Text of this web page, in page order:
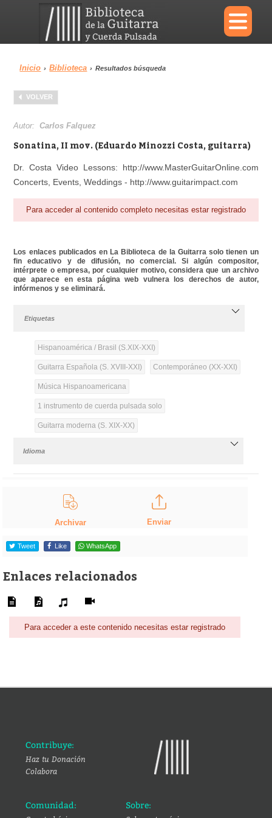
×
Menu
Biblioteca
Área personal Reproductor
Inicio › Biblioteca › Resultados búsqueda
VOLVER
Autor:Carlos Falquez
Sonatina, II mov. (Eduardo Minozzi Costa, guitarra)
Dr. Costa Video Lessons: http://www.MasterGuitarOnline.com
Concerts, Events, Weddings - http://www.guitarimpact.com
Para acceder al contenido completo necesitas estar registrado
Los enlaces publicados en La Biblioteca de la Guitarra solo tienen un
fin educativo y de difusión, no comercial. Si algún compositor,
intérprete o empresa, por cualquier motivo, considera que un archivo
que aparece en esta página web vulnera los derechos de autor,
infórmenos y se eliminará.
Etiquetas
Hispanoamérica / Brasil (S.XIX-XXI)
Guitarra Española (S. XVIII-XXI) Contemporáneo (XX-XXI)
Música Hispanoamericana
1 instrumento de cuerda pulsada solo
Guitarra moderna (S. XIX-XX)
Idioma
Archivar Enviar
Tweet Like WhatsApp
Enlaces relacionados
Para acceder a este contenido necesitas estar registrado
Contribuye:
Haz tu Donación
Colabora
Comunidad: Sobre: